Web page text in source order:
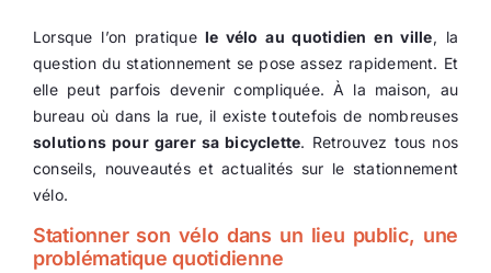
Matériel
Conseils
Actualité
Ecologie
Lorsque l’on pratiquele vélo au quotidien en ville, la
question du stationnement se pose assez rapidement. Et
elle peut parfois devenir compliquée. À la maison, au
bureau où dans la rue, il existe toutefois de nombreuses
solutions pour garer sa bicyclette. Retrouvez tous nos
conseils, nouveautés et actualités sur le stationnement
vélo.
Stationner son vélo dans un lieu public, une
problématique quotidienne